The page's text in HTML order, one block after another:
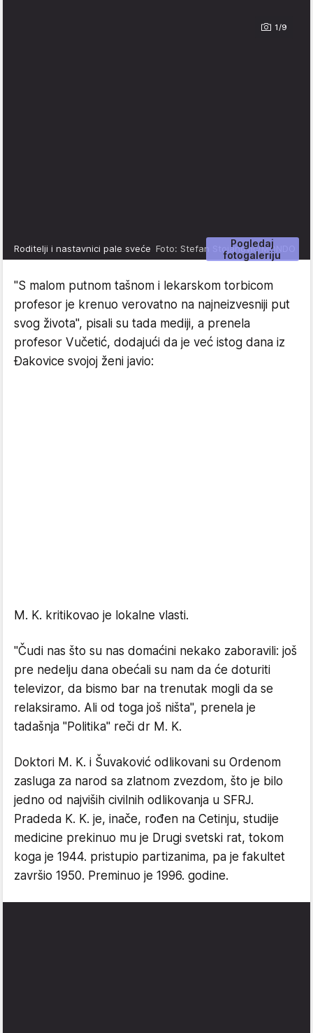
1/9
Pogledaj
fotogaleriju
Roditelji i nastavnici pale sveće Foto: Stefan Stojanović/MONDO
"S malom putnom tašnom i lekarskom torbicom
profesor je krenuo verovatno na najneizvesniji put
svog života", pisali su tada mediji, a prenela
profesor Vučetić, dodajući da je već istog dana iz
Đakovice svojoj ženi javio:
M. K. kritikovao je lokalne vlasti.
"Čudi nas što su nas domaćini nekako zaboravili: još
pre nedelju dana obećali su nam da će doturiti
televizor, da bismo bar na trenutak mogli da se
relaksiramo. Ali od toga još ništa", prenela je
tadašnja "Politika" reči dr M. K.
Doktori M. K. i Šuvaković odlikovani su Ordenom
zasluga za narod sa zlatnom zvezdom, što je bilo
jedno od najviših civilnih odlikovanja u SFRJ.
Pradeda K. K. je, inače, rođen na Cetinju, studije
medicine prekinuo mu je Drugi svetski rat, tokom
koga je 1944. pristupio partizanima, pa je fakultet
završio 1950. Preminuo je 1996. godine.